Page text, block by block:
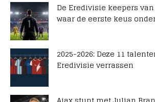
De Eredivisie keepers van
waar de eerste keus
2025-2026: Deze 11
Eredivisie verrassen